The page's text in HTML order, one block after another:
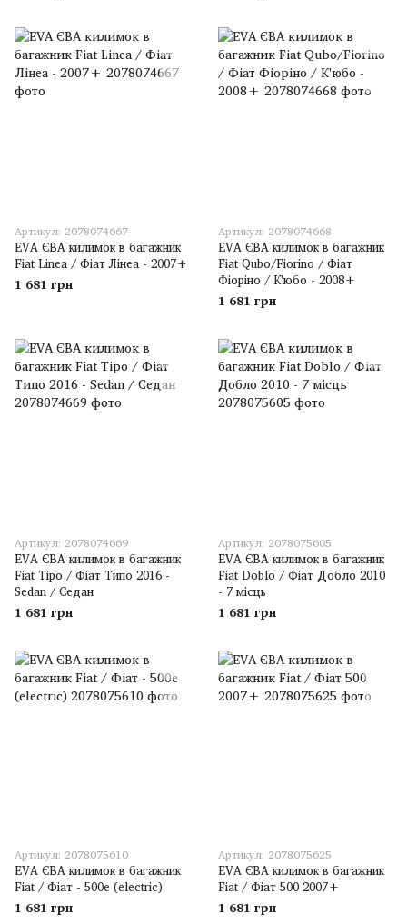
Артикул: 2078074667
EVA ЄВА килимок в багажник
Fiat Linea / Фіат Лінеа - 2007+
1 681 грн
Артикул: 2078074668
EVA ЄВА килимок в багажник
Fiat Qubo/Fiorino / Фіат
Фіоріно / К'юбо - 2008+
1 681 грн
Артикул: 2078074669
EVA ЄВА килимок в багажник
Fiat Tipo / Фіат Типо 2016 -
Sedan / Седан
1 681 грн
Артикул: 2078075605
EVA ЄВА килимок в багажник
Fiat Doblo / Фіат Добло 2010
- 7 місць
1 681 грн
Артикул: 2078075610
EVA ЄВА килимок в багажник
Fiat / Фіат - 500e (electric)
1 681 грн
Артикул: 2078075625
EVA ЄВА килимок в багажник
Fiat / Фіат 500 2007+
1 681 грн